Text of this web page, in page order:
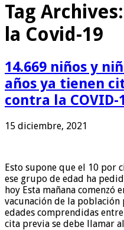
Tag Archives:
la Covid-19
14.669 niños y
años ya tienen
contra la COVID-
15 diciembre, 2021
Esto supone que el 10 por
ese grupo de edad ha
hoy Esta mañana comenzó
vacunación de la población
edades comprendidas
cita previa se debe llamar